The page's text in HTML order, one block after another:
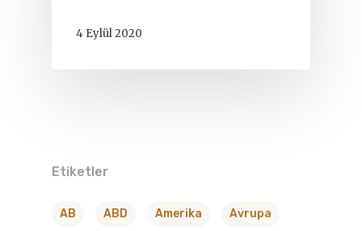
4 Eylül 2020
Etiketler
AB ABD Amerika Avrupa